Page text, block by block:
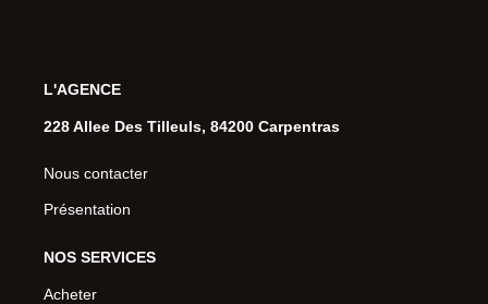
L'AGENCE
228 Allee Des Tilleuls, 84200 Carpentras
Nous contacter
Présentation
NOS SERVICES
Acheter